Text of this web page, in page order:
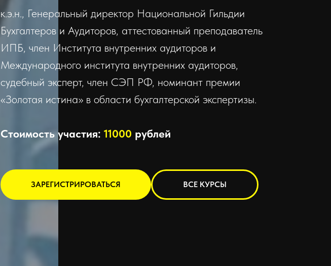
к.э.н., Генеральный директор Национальной Гильдии
Бухгалтеров и Аудиторов, аттестованный преподаватель
ИПБ, член Института внутренних аудиторов и
Международного института внутренних аудиторов,
судебный эксперт, член СЭП РФ, номинант премии
«Золотая истина» в области бухгалтерской экспертизы.
Стоимость участия: 11000 рублей
ЗАРЕГИСТРИРОВАТЬСЯ ВСЕ КУРСЫ